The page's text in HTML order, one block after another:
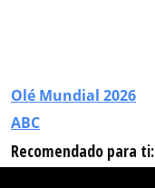
Olé Mundial 2026
ABC
Recomendado para ti: